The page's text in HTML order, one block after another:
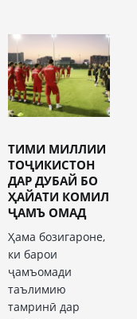
ТИМИ МИЛЛИИ
ТОҶИКИСТОН
ДАР ДУБАЙ БО
ҲАЙАТИ КОМИЛ
ҶАМЪ ОМАД
Ҳама бозигароне,
ки барои
ҷамъомади
таълимию
тамринӣ дар